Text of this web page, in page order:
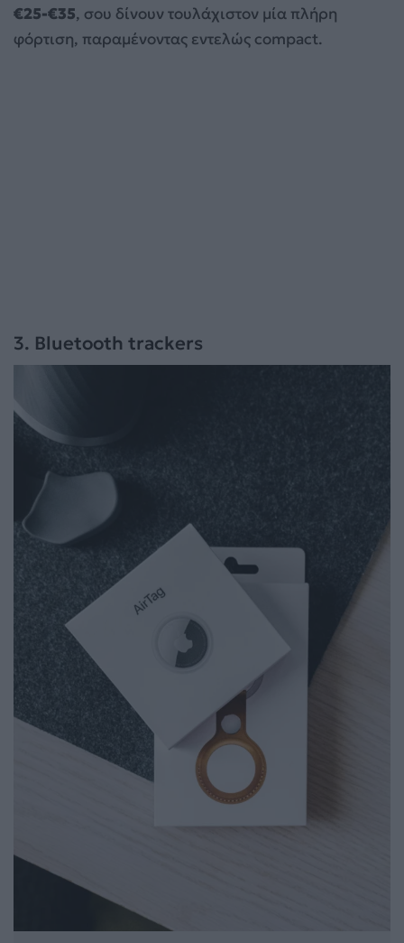
€25-€35, σου δίνουν τουλάχιστον μία πλήρη
φόρτιση, παραμένοντας εντελώς compact.
3. Bluetooth trackers